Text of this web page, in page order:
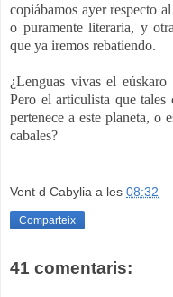
copiábamos ayer respecto
o puramente literaria, y
que ya iremos rebatiendo.
¿Lenguas vivas el
Pero el articulista que tales
pertenece a este planeta, o
cabales?
Vent d Cabylia a les 08:32
Comparteix
41 comentaris: